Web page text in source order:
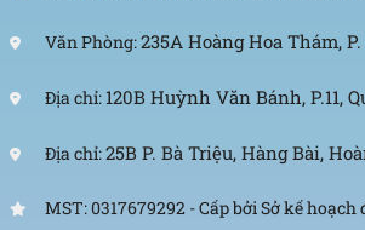
Văn Phòng:235A Hoàng Hoa Thám,
Địa chỉ: 120B Huỳnh Văn Bánh, P.11,
Địa chỉ:25B P. Bà Triệu, Hàng Bài,
MST: 0317679292 - Cấp bởi Sở kế